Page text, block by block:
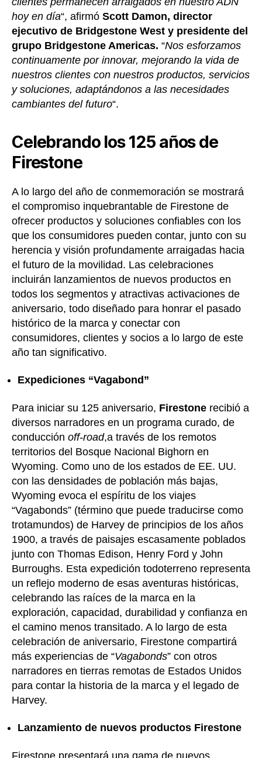
hoy en día“, afirmó Scott Damon, director
ejecutivo de Bridgestone West y presidente del
grupo Bridgestone Americas. “Nos esforzamos
continuamente por innovar, mejorando la vida de
nuestros clientes con nuestros productos, servicios
y soluciones, adaptándonos a las necesidades
cambiantes del futuro“.
Celebrando los 125 años de
Firestone
A lo largo del año de conmemoración se mostrará
el compromiso inquebrantable de Firestone de
ofrecer productos y soluciones confiables con los
que los consumidores pueden contar, junto con su
herencia y visión profundamente arraigadas hacia
el futuro de la movilidad. Las celebraciones
incluirán lanzamientos de nuevos productos en
todos los segmentos y atractivas activaciones de
aniversario, todo diseñado para honrar el pasado
histórico de la marca y conectar con
consumidores, clientes y socios a lo largo de este
año tan significativo.
Expediciones “Vagabond”
Para iniciar su 125 aniversario, Firestone recibió a
diversos narradores en un programa curado, de
conducción off-road,a través de los remotos
territorios del Bosque Nacional Bighorn en
Wyoming. Como uno de los estados de EE. UU.
con las densidades de población más bajas,
Wyoming evoca el espíritu de los viajes
“Vagabonds” (término que puede traducirse como
trotamundos) de Harvey de principios de los años
1900, a través de paisajes escasamente poblados
junto con Thomas Edison, Henry Ford y John
Burroughs. Esta expedición todoterreno representa
un reflejo moderno de esas aventuras históricas,
celebrando las raíces de la marca en la
exploración, capacidad, durabilidad y confianza en
el camino menos transitado. A lo largo de esta
celebración de aniversario, Firestone compartirá
más experiencias de “Vagabonds” con otros
narradores en tierras remotas de Estados Unidos
para contar la historia de la marca y el legado de
Harvey.
Lanzamiento de nuevos productos Firestone
Firestone presentará una gama de nuevos